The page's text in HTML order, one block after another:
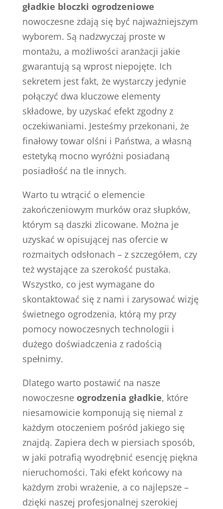
gładkie bloczki ogrodzeniowe
nowoczesne zdają się być najważniejszym
wyborem. Są nadzwyczaj proste w
montażu, a możliwości aranżacji jakie
gwarantują są wprost niepojęte. Ich
sekretem jest fakt, że wystarczy jedynie
połączyć dwa kluczowe elementy
składowe, by uzyskać efekt zgodny z
oczekiwaniami. Jesteśmy przekonani, że
finałowy towar olśni i Państwa, a własną
estetyką mocno wyróżni posiadaną
posiadłość na tle innych.
Warto tu wtrącić o elemencie
zakończeniowym murków oraz słupków,
którym są daszki zlicowane. Można je
uzyskać w opisującej nas ofercie w
rozmaitych odsłonach – z szczegółem, czy
też wystające za szerokość pustaka.
Wszystko, co jest wymagane do
skontaktować się z nami i zarysować wizję
świetnego ogrodzenia, którą my przy
pomocy nowoczesnych technologii i
dużego doświadczenia z radością
spełnimy.
Dlatego warto postawić na nasze
nowoczesne ogrodzenia gładkie, które
niesamowicie komponują się niemal z
każdym otoczeniem pośród jakiego się
znajdą. Zapiera dech w piersiach sposób,
w jaki potrafią wyodrębnić esencję piękna
nieruchomości. Taki efekt końcowy na
każdym zrobi wrażenie, a co najlepsze –
dzięki naszej profesjonalnej szerokiej